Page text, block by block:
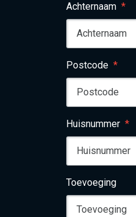
Achternaam
Postcode
Huisnummer
Toevoeging